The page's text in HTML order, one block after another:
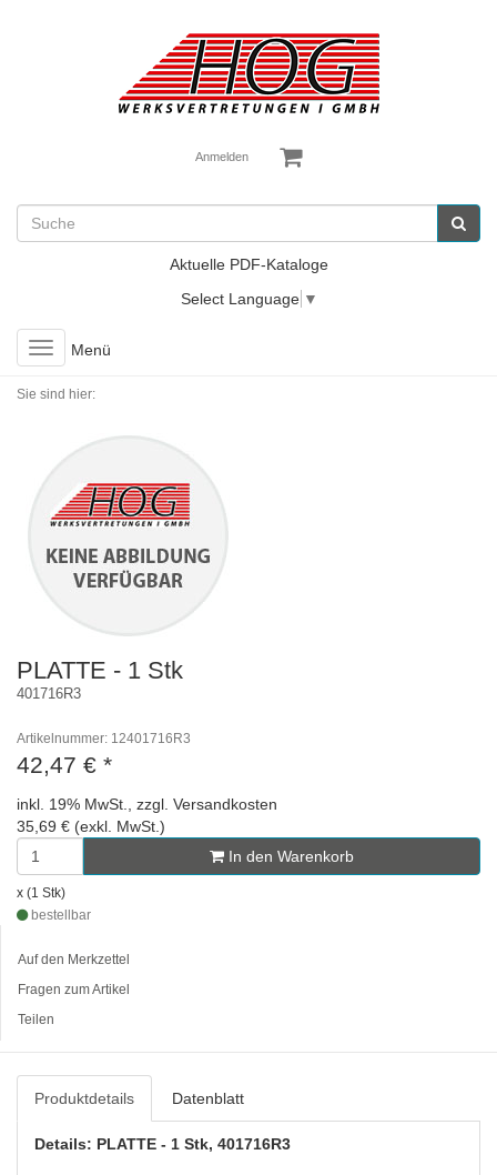
Anmelden
Aktuelle PDF-Kataloge
Select Language ▼
Toggle
navigation
Menü
Sie sind hier:
PLATTE - 1 Stk
401716R3
Artikelnummer: 12401716R3
42,47 € *
inkl. 19% MwSt., zzgl. Versandkosten
35,69 € (exkl. MwSt.)
In den Warenkorb
x (1 Stk)
bestellbar
Auf den Merkzettel
Fragen zum Artikel
Teilen
Produktdetails Datenblatt
Details: PLATTE - 1 Stk, 401716R3